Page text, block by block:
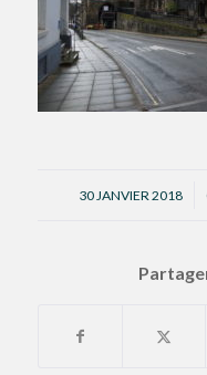
30 JANVIER 2018
/